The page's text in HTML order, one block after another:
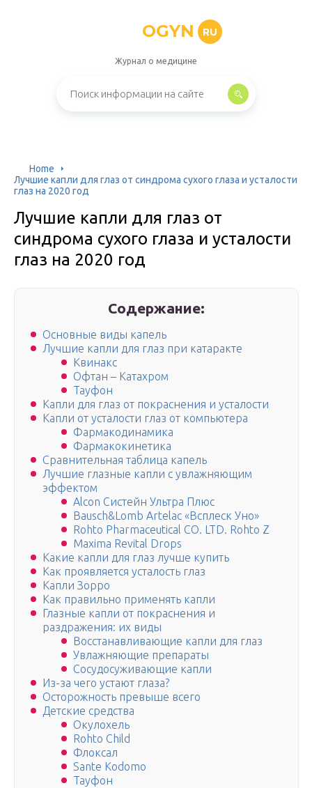
OGYN RU
Журнал о медицине
Home
Лучшие капли для глаз от синдрома сухого глаза и усталости
глаз на 2020 год
Лучшие капли для глаз от
синдрома сухого глаза и усталости
глаз на 2020 год
Содержание:
Основные виды капель
Лучшие капли для глаз при катаракте
Квинакс
Офтан – Катахром
Тауфон
Капли для глаз от покраснения и усталости
Капли от усталости глаз от компьютера
Фармакодинамика
Фармакокинетика
Сравнительная таблица капель
Лучшие глазные капли с увлажняющим
эффектом
Alcon Систейн Ультра Плюс
Bausch&Lomb Artelac «Всплеск Уно»
Rohto Pharmaceutical CO. LTD. Rohto Z
Maxima Revital Drops
Какие капли для глаз лучше купить
Как проявляется усталость глаз
Капли Зорро
Как правильно применять капли
Глазные капли от покраснения и
раздражения: их виды
Восстанавливающие капли для глаз
Увлажняющие препараты
Сосудосуживающие капли
Из-за чего устают глаза?
Осторожность превыше всего
Детские средства
Окулохель
Rohto Child
Флоксал
Sante Kodomo
Тауфон